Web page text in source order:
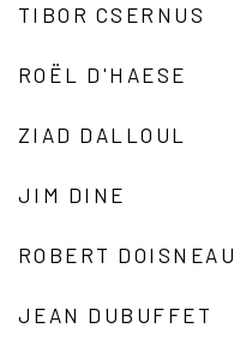
TIBOR CSERNUS
ROËL D'HAESE
ZIAD DALLOUL
JIM DINE
ROBERT DOISNEAU
JEAN DUBUFFET